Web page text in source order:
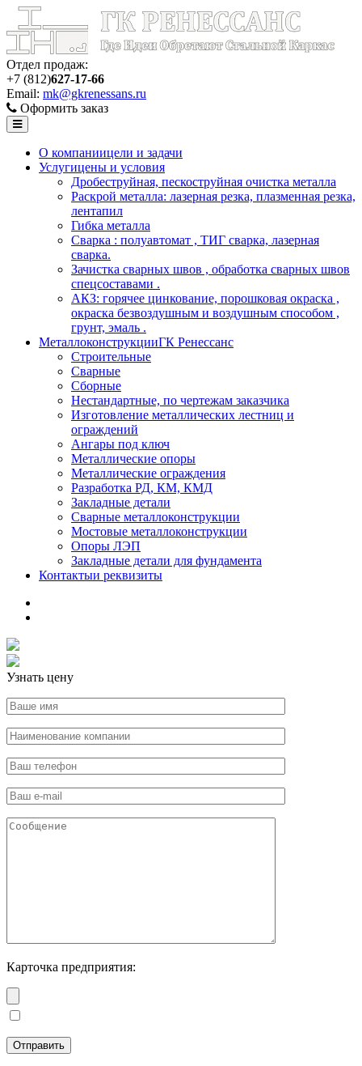
Отдел продаж:
+7 (812)627-17-66
Email: mk@gkrenessans.ru
Оформить заказ
О компаниицели и задачи
Услугицены и условия
Дробеструйная, пескоструйная очистка металла
Раскрой металла: лазерная резка, плазменная резка,
лентапил
Гибка металла
Сварка : полуавтомат , ТИГ сварка, лазерная
сварка.
Зачистка сварных швов , обработка сварных швов
спецсоставами .
АКЗ: горячее цинкование, порошковая окраска ,
окраска безвоздушным и воздушным способом ,
грунт, эмаль .
МеталлоконструкцииГК Ренессанс
Строительные
Сварные
Сборные
Нестандартные, по чертежам заказчика
Изготовление металлических лестниц и
ограждений
Ангары под ключ
Металлические опоры
Металлические ограждения
Разработка РД, КМ, КМД
Закладные детали
Сварные металлоконструкции
Мостовые металлоконструкции
Опоры ЛЭП
Закладные детали для фундамента
Контактыи реквизиты
Узнать цену
Карточка предприятия: